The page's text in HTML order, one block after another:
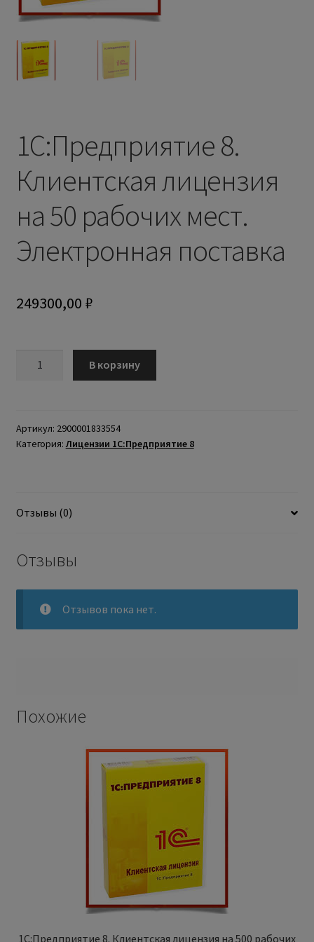
1С:Предприятие 8.
Клиентская лицензия
на 50 рабочих мест.
Электронная поставка
249300,00 ₽
В корзину
Артикул: 2900001833554
Категория: Лицензии 1С:Предприятие 8
Отзывы (0)
Отзывы
Отзывов пока нет.
Похожие
1С:Предприятие 8. Клиентская лицензия на 500 рабочих